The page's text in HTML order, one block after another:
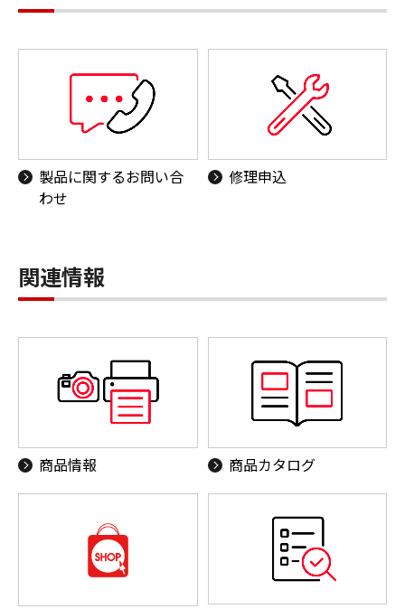
製品に関するお問い合
わせ
修理申込
関連情報
商品情報 商品カタログ